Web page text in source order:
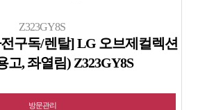
Z323GY8S
구독/렌탈] LG 오브제컬렉션
고, 좌열림) Z323GY8S
방문관리